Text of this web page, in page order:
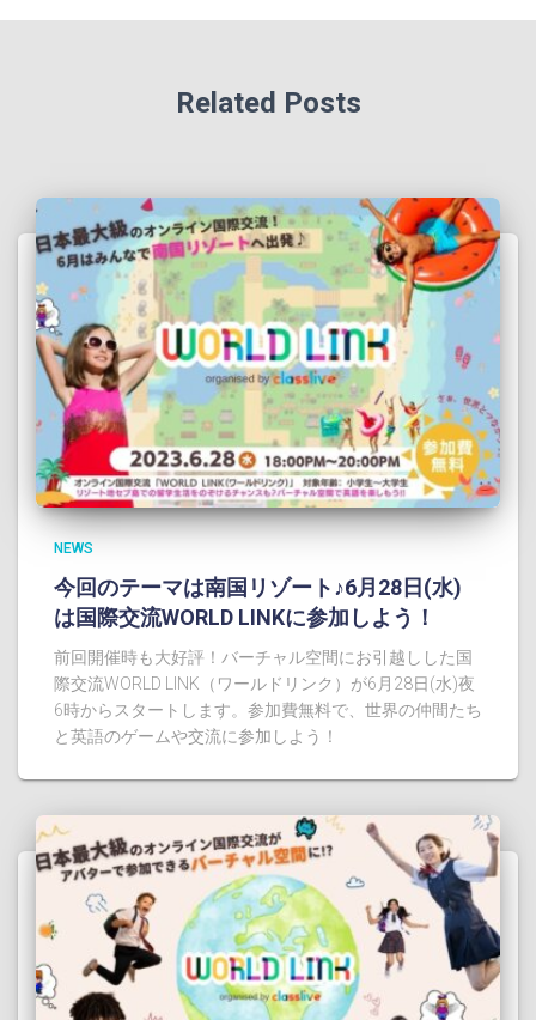
Related Posts
NEWS
今回のテーマは南国リゾート♪6月28日(水)
は国際交流WORLD LINKに参加しよう！
前回開催時も大好評！バーチャル空間にお引越しした国
際交流WORLD LINK（ワールドリンク）が6月28日(水)夜
6時からスタートします。参加費無料で、世界の仲間たち
と英語のゲームや交流に参加しよう！